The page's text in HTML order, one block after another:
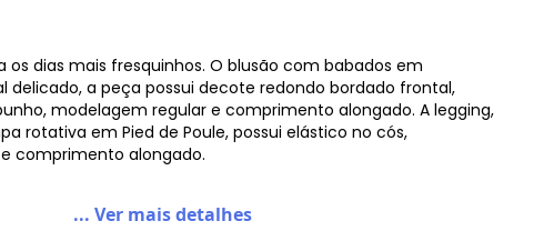
dias mais fresquinhos. O blusão com babados em
delicado, a peça possui decote redondo bordado frontal,
modelagem regular e comprimento alongado. A legging,
rotativa em Pied de Poule, possui elástico no cós,
comprimento alongado.
... Ver mais detalhes